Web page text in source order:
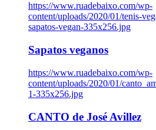
https://www.ruadebaixo.com/wp-
content/uploads/2020/01/tenis-
sapatos-vegan-335x256.jpg
Sapatos veganos
https://www.ruadebaixo.com/wp-
content/uploads/2020/01/
1-335x256.jpg
CANTO de José Avillez